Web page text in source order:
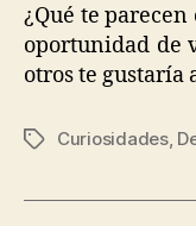
¿Qué te parecen
oportunidad de
otros te gustaría
TagsCuriosidades,